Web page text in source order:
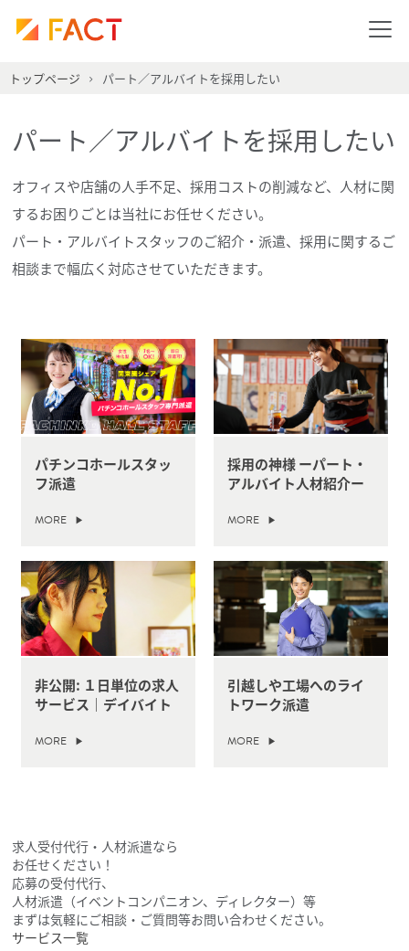
トップページ パート／アルバイトを採用したい
パート／アルバイトを採用したい
オフィスや店舗の人手不足、採用コストの削減など、人材に関
するお困りごとは当社にお任せください。
パート・アルバイトスタッフのご紹介・派遣、採用に関するご
相談まで幅広く対応させていただきます。
パチンコホールスタッ
フ派遣
MORE
採用の神様 ーパート・
アルバイト人材紹介ー
MORE
非公開: １日単位の求人
サービス｜デイバイト
MORE
引越しや工場へのライ
トワーク派遣
MORE
求人受付代行・人材派遣なら
お任せください！
応募の受付代行、
人材派遣（イベントコンパニオン、ディレクター）等
まずは気軽にご相談・ご質問等お問い合わせください。
サービス一覧